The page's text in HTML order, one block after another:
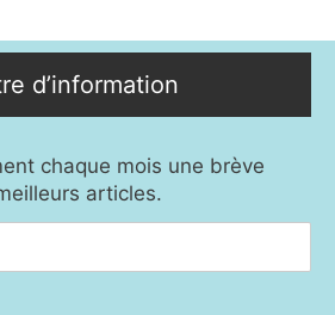
d’information
chaque mois une brève
articles.